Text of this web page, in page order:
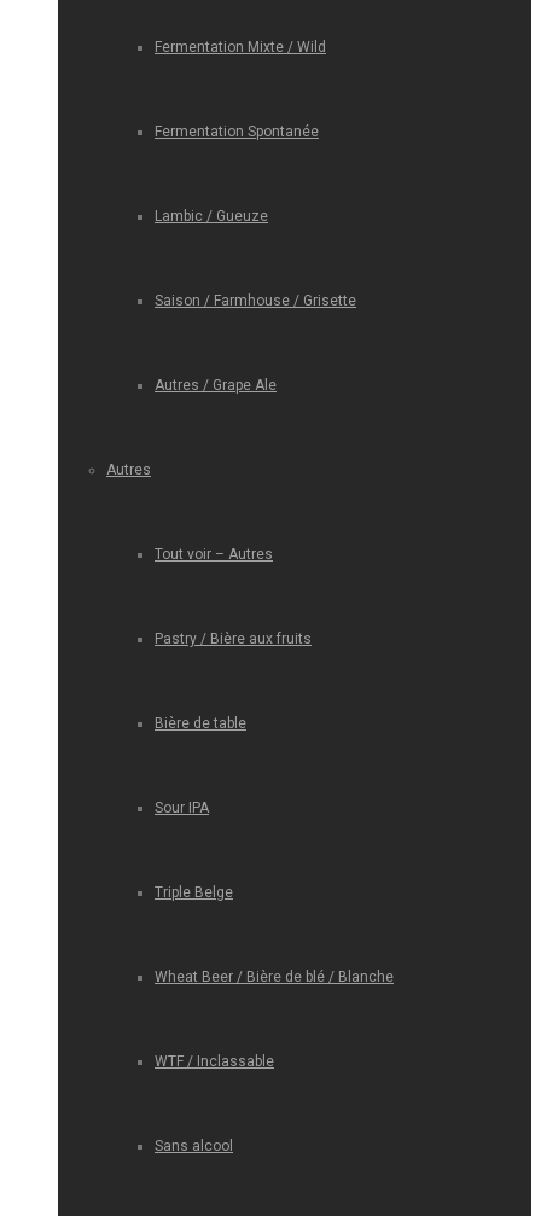
Fermentation Mixte / Wild
Fermentation Spontanée
Lambic / Gueuze
Saison / Farmhouse / Grisette
Autres / Grape Ale
Autres
Tout voir – Autres
Pastry / Bière aux fruits
Bière de table
Sour IPA
Triple Belge
Wheat Beer / Bière de blé / Blanche
WTF / Inclassable
Sans alcool